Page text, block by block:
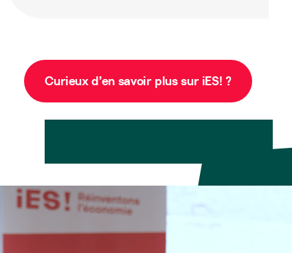
Curieux d’en savoir plus sur iES! ?